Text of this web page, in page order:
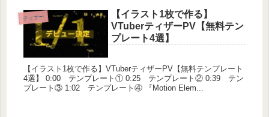
ティザー
【イラスト1枚で作る】
VTuberティザーPV【無料テン
プレート4選】
【イラスト1枚で作る】VTuberティザーPV【無料テンプレート
4選】 0:00 テンプレート① 0:25 テンプレート② 0:39 テン
プレート③ 1:02 テンプレート④ 『Motion Elem...